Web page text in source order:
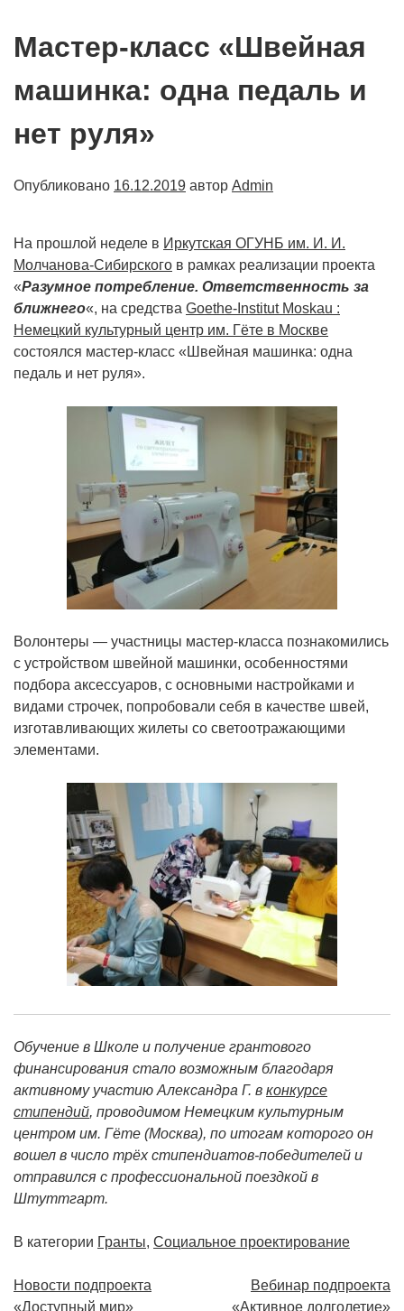
Мастер-класс «Швейная
машинка: одна педаль и
нет руля»
Опубликовано 16.12.2019 автор Admin
На прошлой неделе в Иркутская ОГУНБ им. И. И.
Молчанова-Сибирского в рамках реализации проекта
«Разумное потребление. Ответственность за
ближнего«, на средства Goethe-Institut Moskau :
Немецкий культурный центр им. Гёте в Москве
состоялся мастер-класс «Швейная машинка: одна
педаль и нет руля».
Волонтеры — участницы мастер-класса познакомились
с устройством швейной машинки, особенностями
подбора аксессуаров, с основными настройками и
видами строчек, попробовали себя в качестве швей,
изготавливающих жилеты со светоотражающими
элементами.
Обучение в Школе и получение грантового
финансирования стало возможным благодаря
активному участию Александра Г. в конкурсе
стипендий, проводимом Немецким культурным
центром им. Гёте (Москва), по итогам которого он
вошел в число трёх стипендиатов-победителей и
отправился с профессиональной поездкой в
Штуттгарт.
В категории Гранты, Социальное проектирование
Навигация
Новости подпроекта
«Доступный мир»
Вебинар подпроекта
«Активное долголетие»